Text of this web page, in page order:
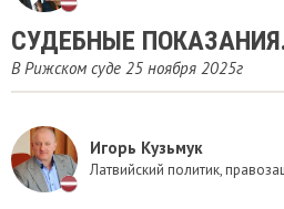
СУДЕБНЫЕ
В Рижском суде 25 ноября 2025г
Игорь Кузьмук
Латвийский политик,